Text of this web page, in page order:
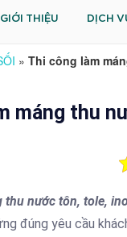
GIỚI THIỆU DỊCH
» Thi công làm
máng thu
thu nước tôn, tole,
đúng yêu cầu